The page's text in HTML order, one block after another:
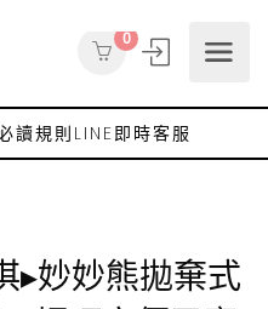
0
讀規則 LINE即時客服
▸妙妙熊拋棄式